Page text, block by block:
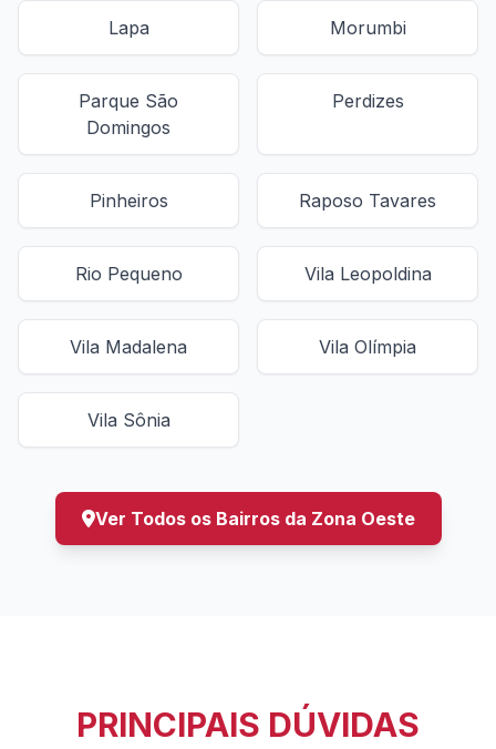
Lapa Morumbi
Parque São
Domingos
Perdizes
Pinheiros Raposo Tavares
Rio Pequeno Vila Leopoldina
Vila Madalena Vila Olímpia
Vila Sônia
Ver Todos os Bairros da Zona Oeste
PRINCIPAIS DÚVIDAS